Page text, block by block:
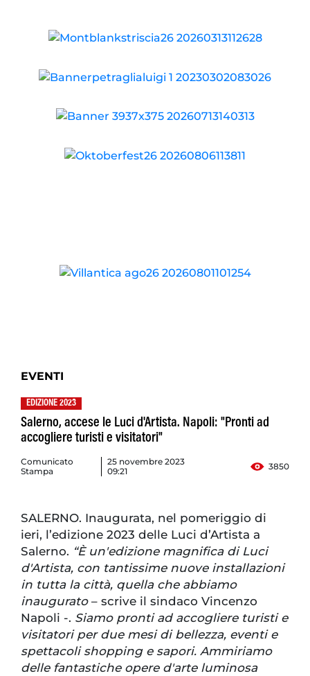
EVENTI
EDIZIONE 2023
Salerno, accese le Luci d'Artista. Napoli: "Pronti ad
accogliere turisti e visitatori"
Comunicato
Stampa
25 novembre 2023
09:21
3850
SALERNO. Inaugurata, nel pomeriggio di
ieri, l’edizione 2023 delle Luci d’Artista a
Salerno. “È un'edizione magnifica di Luci
d'Artista, con tantissime nuove installazioni
in tutta la città, quella che abbiamo
inaugurato – scrive il sindaco Vincenzo
Napoli -. Siamo pronti ad accogliere turisti e
visitatori per due mesi di bellezza, eventi e
spettacoli shopping e sapori. Ammiriamo
delle fantastiche opere d'arte luminosa